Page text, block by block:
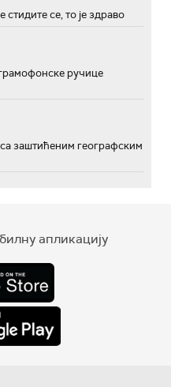
стидите се, то је здраво
ручице
заштићеним географским
апликацију